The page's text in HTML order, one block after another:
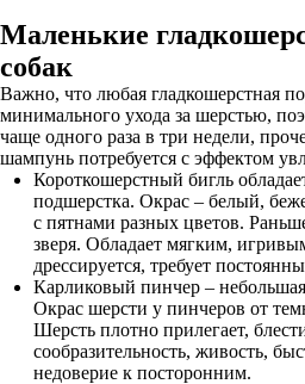
Маленькие
собак
Важно, что любая гладкошерстная
минимального ухода за шерстью,
чаще одного раза в три недели,
шампунь потребуется с эффектом
Короткошерстный бигль
подшерстка. Окрас – белый,
с пятнами разных цветов.
зверя. Обладает мягким,
дрессируется, требует
Карликовый пинчер – небольшая
Окрас шерсти у пинчеров от
Шерсть плотно прилегает,
сообразительность, живость,
недоверие к посторонним.